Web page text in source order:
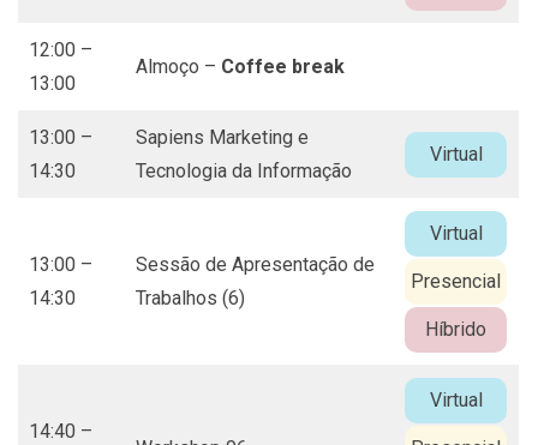
12:00 –
13:00
Almoço – Coffee break
13:00 –
14:30
Sapiens Marketing e
Tecnologia da Informação
Virtual
13:00 –
14:30
Sessão de Apresentação de
Trabalhos (6)
Virtual
Presencial
Híbrido
14:40 –
Virtual